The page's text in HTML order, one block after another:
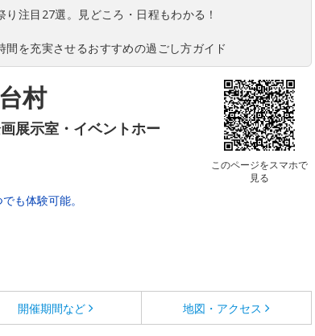
り注目27選。見どころ・日程もわかる！
間を充実させるおすすめの過ごし方ガイド
村
展示室・イベントホー
このページをスマホで
見る
も体験可能。
開催期間など 地図・アクセス